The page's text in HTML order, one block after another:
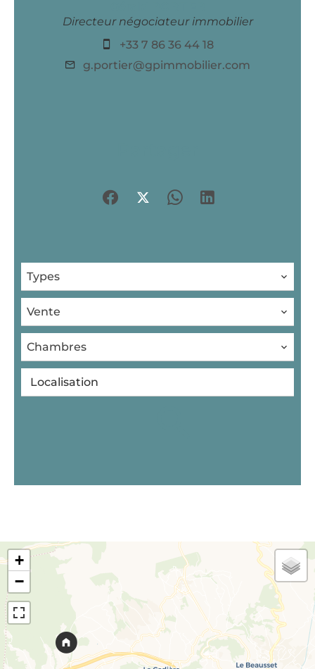
Directeur négociateur immobilier
+33 7 86 36 44 18
g.portier@gpimmobilier.com
Types
Vente
Chambres
Localisation
+
−